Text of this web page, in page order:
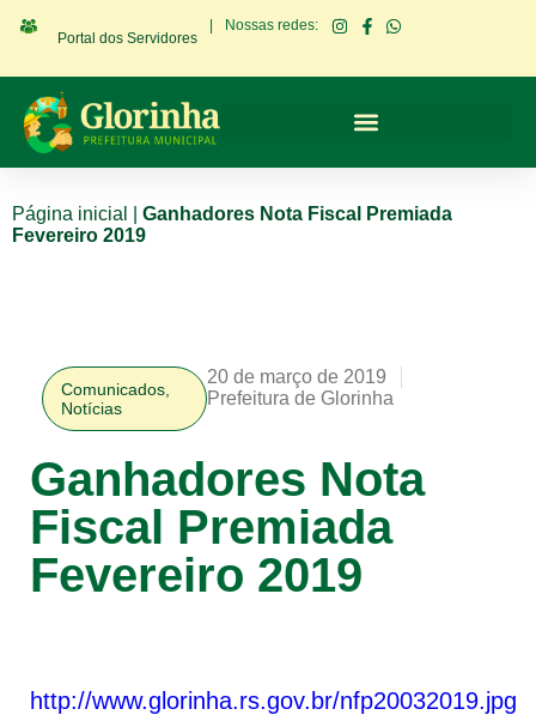
Portal dos Servidores
Nossas redes:
Página inicial
Ganhadores Nota Fiscal Premiada
Fevereiro 2019
Comunicados
Notícias
20 de março de 2019
Prefeitura de Glorinha
Ganhadores Nota
Fiscal Premiada
Fevereiro 2019
http://www.glorinha.rs.gov.br/nfp20032019.jpg